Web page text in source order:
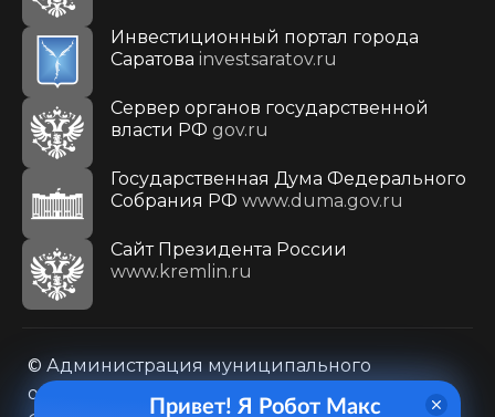
Инвестиционный портал города
Саратова investsaratov.ru
Сервер органов государственной
власти РФ gov.ru
Государственная Дума Федерального
Собрания РФ www.duma.gov.ru
Cайт Президента России
www.kremlin.ru
© Администрация муниципального
образования городского округа «Город
Привет! Я Робот Макс